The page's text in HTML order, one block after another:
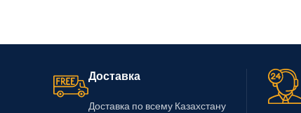
Доставка
Доставка по всему Казахстану